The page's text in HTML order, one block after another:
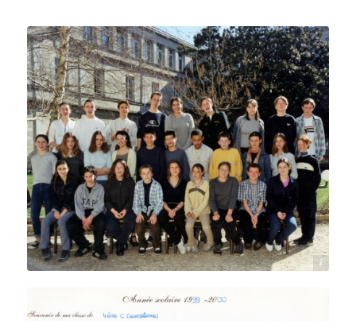
Source : Isabelle Le Blanc